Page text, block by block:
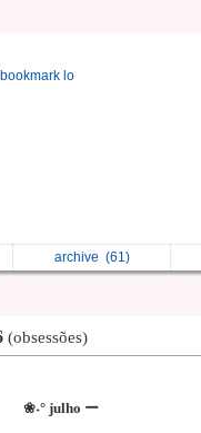
lo
archive (61)
(obsessões)
⠀ ⠀❀˖° julho ー